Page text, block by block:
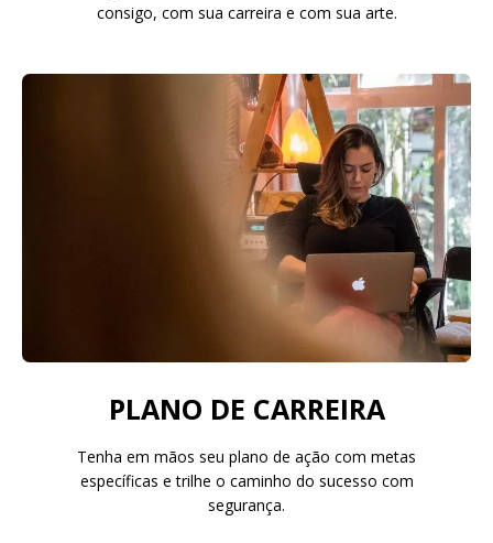
consigo, com sua carreira e com sua arte.
PLANO DE CARREIRA
Tenha em mãos seu plano de ação com metas
específicas e trilhe o caminho do sucesso com
segurança.